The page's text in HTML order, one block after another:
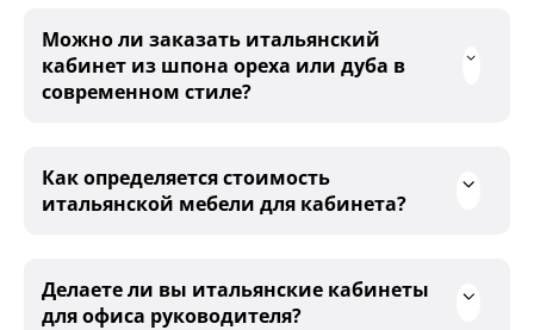
Можно ли заказать итальянский
кабинет из шпона ореха или дуба в
современном стиле?
Как определяется стоимость
итальянской мебели для кабинета?
Делаете ли вы итальянские кабинеты
для офиса руководителя?